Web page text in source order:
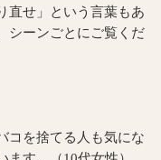
直せ」という言葉もあ
シーンごとにご覧くだ
コを捨てる人も気にな